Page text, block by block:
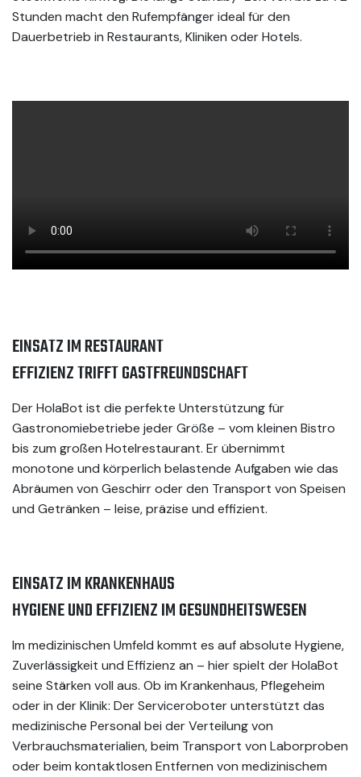
Stunden macht den Rufempfänger ideal für den
Dauerbetrieb in Restaurants, Kliniken oder Hotels.
EINSATZ IM RESTAURANT
EFFIZIENZ TRIFFT GASTFREUNDSCHAFT
Der HolaBot ist die perfekte Unterstützung für
Gastronomiebetriebe jeder Größe – vom kleinen Bistro
bis zum großen Hotelrestaurant. Er übernimmt
monotone und körperlich belastende Aufgaben wie das
Abräumen von Geschirr oder den Transport von Speisen
und Getränken – leise, präzise und effizient.
EINSATZ IM KRANKENHAUS
HYGIENE UND EFFIZIENZ IM GESUNDHEITSWESEN
Im medizinischen Umfeld kommt es auf absolute Hygiene,
Zuverlässigkeit und Effizienz an – hier spielt der HolaBot
seine Stärken voll aus. Ob im Krankenhaus, Pflegeheim
oder in der Klinik: Der Serviceroboter unterstützt das
medizinische Personal bei der Verteilung von
Verbrauchsmaterialien, beim Transport von Laborproben
oder beim kontaktlosen Entfernen von medizinischem